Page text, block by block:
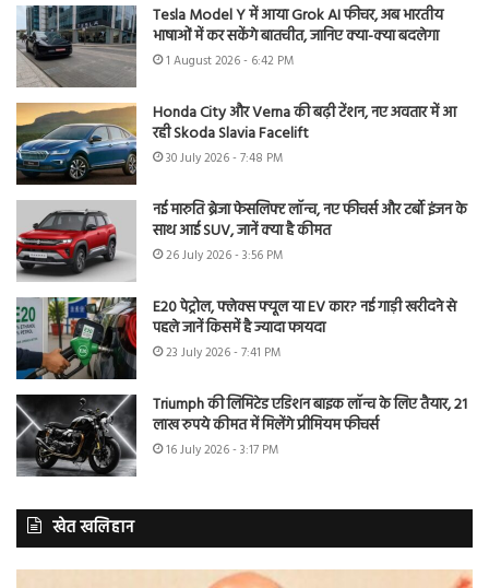
Tesla Model Y में आया Grok AI फीचर, अब भारतीय
भाषाओं में कर सकेंगे बातचीत, जानिए क्या-क्या बदलेगा
1 August 2026 - 6:42 PM
Honda City और Verna की बढ़ी टेंशन, नए अवतार में आ
रही Skoda Slavia Facelift
30 July 2026 - 7:48 PM
नई मारुति ब्रेजा फेसलिफ्ट लॉन्च, नए फीचर्स और टर्बो इंजन के
साथ आई SUV, जानें क्या है कीमत
26 July 2026 - 3:56 PM
E20 पेट्रोल, फ्लेक्स फ्यूल या EV कार? नई गाड़ी खरीदने से
पहले जानें किसमें है ज्यादा फायदा
23 July 2026 - 7:41 PM
Triumph की लिमिटेड एडिशन बाइक लॉन्च के लिए तैयार, 21
लाख रुपये कीमत में मिलेंगे प्रीमियम फीचर्स
16 July 2026 - 3:17 PM
खेत खलिहान